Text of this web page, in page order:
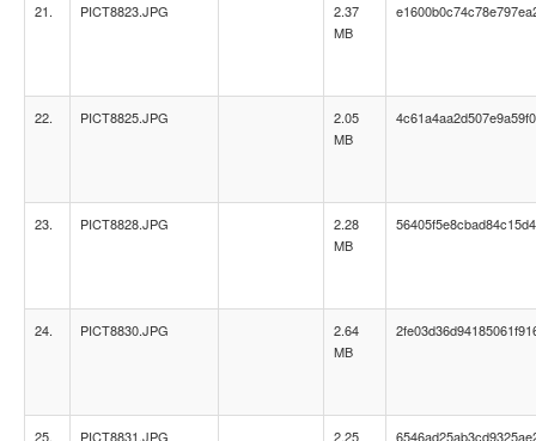
21. PICT8823.JPG
2.37
MB
22. PICT8825.JPG
2.05
MB
23. PICT8828.JPG
2.28
MB
24. PICT8830.JPG
2.64
MB
25. PICT8831.JPG 2.25